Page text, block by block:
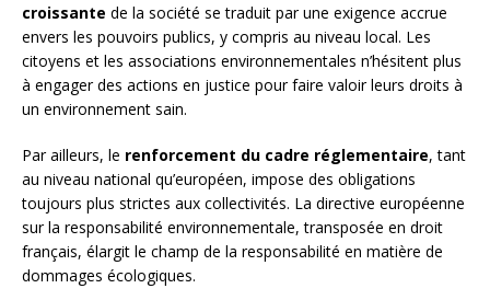
croissante de la société se traduit par une exigence accrue
envers les pouvoirs publics, y compris au niveau local. Les
citoyens et les associations environnementales n’hésitent plus
à engager des actions en justice pour faire valoir leurs droits à
un environnement sain.
Par ailleurs, le renforcement du cadre réglementaire, tant
au niveau national qu’européen, impose des obligations
toujours plus strictes aux collectivités. La directive européenne
sur la responsabilité environnementale, transposée en droit
français, élargit le champ de la responsabilité en matière de
dommages écologiques.